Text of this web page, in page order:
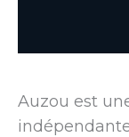
Auzou est